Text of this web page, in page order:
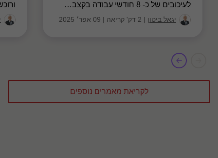
לעיכובים של כ- 8 חודשי עבודה בקצב
…
יגאל ביטון | 2 דק' קריאה | 09 אפר׳ 2025
לקריאת מאמרים נוספים